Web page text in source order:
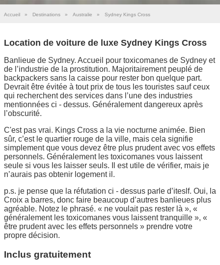
Accueil » Destinations » Australie » Sydney Kings Cross
Location de voiture de luxe Sydney Kings Cross
Banlieue de Sydney. Accueil pour toxicomanes de Sydney et
de l’industrie de la prostitution. Majoritairement peuplé de
backpackers sans la caisse pour rester bon quelque part.
Devrait être évitée à tout prix de tous les touristes sauf ceux
qui recherchent des services dans l’une des industries
mentionnées ci - dessus. Généralement dangereux après
l’obscurité.
C'est pas vrai. Kings Cross a la vie nocturne animée. Bien
sûr, c’est le quartier rouge de la ville, mais cela signifie
simplement que vous devez être plus prudent avec vos effets
personnels. Généralement les toxicomanes vous laissent
seule si vous les laisser seuls. Il est utile de vérifier, mais je
n’aurais pas obtenir logement il.
p.s. je pense que la réfutation ci - dessus parle d’iteslf. Oui, la
Croix a barres, donc faire beaucoup d’autres banlieues plus
agréable. Notez le phrasé. « ne voulait pas rester là », «
généralement les toxicomanes vous laissent tranquille », «
être prudent avec les effets personnels » prendre votre
propre décision.
Inclus gratuitement